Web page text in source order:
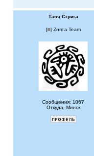
Таня Стрига
[ ] Zнята Team
Сообщения: 1067
Откуда: Минск